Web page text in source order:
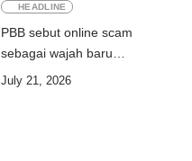
HEADLINE
PBB sebut online scam
sebagai wajah baru
July 21, 2026